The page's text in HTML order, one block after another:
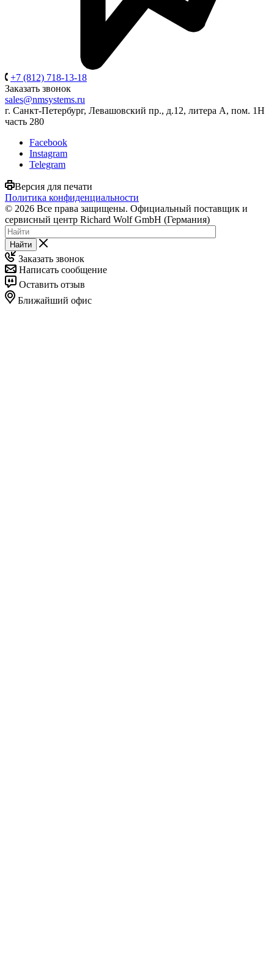
+7 (812) 718-13-18
Заказать звонок
sales@nmsystems.ru
г. Санкт-Петербург, Левашовский пр., д.12, литера А, пом. 1Н
часть 280
Facebook
Instagram
Telegram
Версия для печати
Политика конфиденциальности
© 2026 Все права защищены. Официальный поставщик и
сервисный центр Richard Wolf GmbH (Германия)
Найти
Заказать звонок
Написать сообщение
Оставить отзыв
Ближайший офис